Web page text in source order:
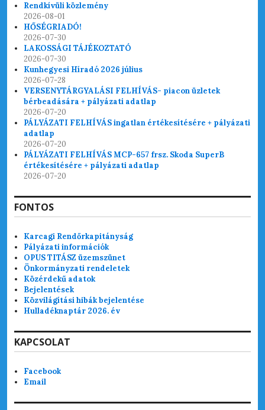
Rendkívüli közlemény
2026-08-01
HŐSÉGRIADÓ!
2026-07-30
LAKOSSÁGI TÁJÉKOZTATÓ
2026-07-30
Kunhegyesi Híradó 2026 július
2026-07-28
VERSENYTÁRGYALÁSI FELHÍVÁS- piacon üzletek
bérbeadására + pályázati adatlap
2026-07-20
PÁLYÁZATI FELHÍVÁS ingatlan értékesítésére + pályázati
adatlap
2026-07-20
PÁLYÁZATI FELHÍVÁS MCP-657 frsz. Skoda SuperB
értékesítésére + pályázati adatlap
2026-07-20
FONTOS
Karcagi Rendőrkapitányság
Pályázati információk
OPUS TITÁSZ üzemszünet
Önkormányzati rendeletek
Közérdekű adatok
Bejelentések
Közvilágítási hibák bejelentése
Hulladéknaptár 2026. év
KAPCSOLAT
Facebook
Email